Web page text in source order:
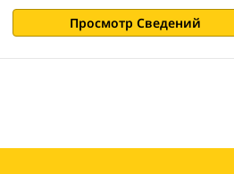
Просмотр Сведений